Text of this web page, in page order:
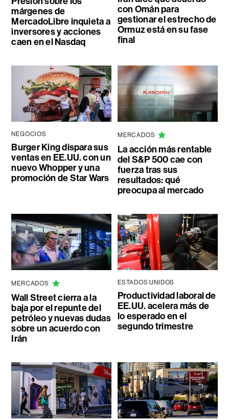
márgenes de
MercadoLibre inquieta a
inversores y acciones
caen en el Nasdaq
con Omán para
gestionar el estrecho de
Ormuz está en su fase
final
NEGOCIOS
Burger King dispara sus
ventas en EE.UU. con un
nuevo Whopper y una
promoción de Star Wars
MERCADOS
La acción más rentable
del S&P 500 cae con
fuerza tras sus
resultados: qué
preocupa al mercado
MERCADOS
Wall Street cierra a la
baja por el repunte del
petróleo y nuevas dudas
sobre un acuerdo con
Irán
ESTADOS UNIDOS
Productividad laboral de
EE.UU. acelera más de
lo esperado en el
segundo trimestre